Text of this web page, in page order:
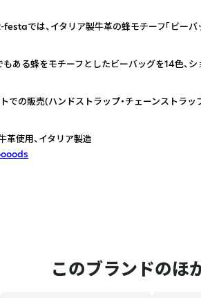
festaでは、イタリア製牛革の蜂モチーフ「ビー
ある蜂をモチーフとしたビーバッグを14色、
の販売(ハンドストラップ・チェーンストラッ
革使用、イタリア製造
このブランドのほ